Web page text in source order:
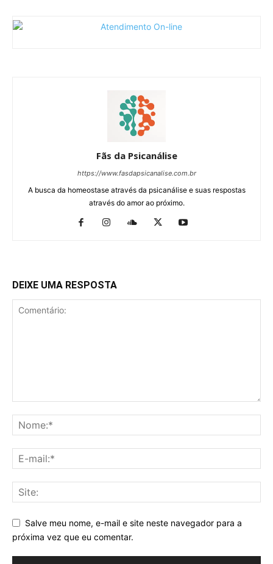
Fãs da Psicanálise
https://www.fasdapsicanalise.com.br
A busca da homeostase através da psicanálise e suas respostas
através do amor ao próximo.
DEIXE UMA RESPOSTA
Salve meu nome, e-mail e site neste navegador para a
próxima vez que eu comentar.